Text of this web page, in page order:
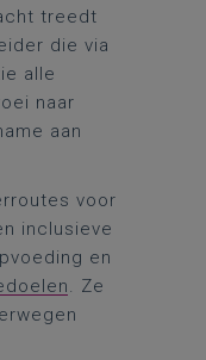
treedt
die via
alle
naar
aan
voor
inclusieve
en
. Ze